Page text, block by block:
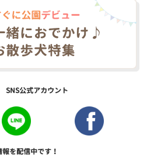
公式アカウント
を配信中です！